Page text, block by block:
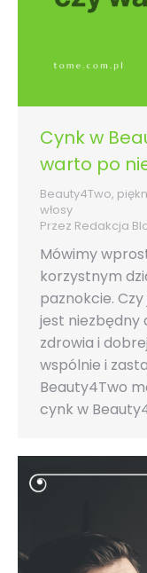
Cynk w
warto po
Beauty4Two,
włosy
Przez Redakcja
Mówimy
korzystnym
paznokcie.
jest niezbędny
zdrowia i
wspólnie i
Beauty4Two
cynk w